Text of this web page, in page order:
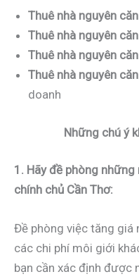
Thuê nhà nguyên
Thuê nhà nguyên
Thuê nhà nguyên
Thuê nhà nguyên
doanh
Những chú ý
1. Hãy đề phòng
chính chủ Cần Thơ:
Đề phòng việc tăng giá
các chi phí môi giới
bạn cần xác định được